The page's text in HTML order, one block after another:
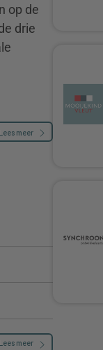
op de
drie
Lees meer
Lees meer